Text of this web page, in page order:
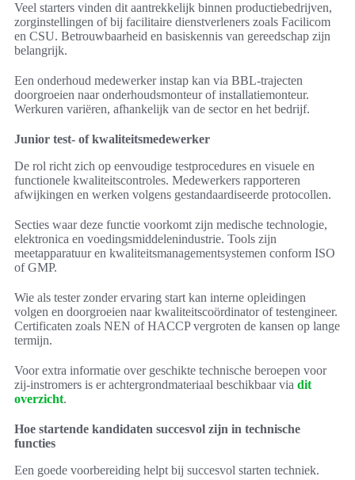
Veel starters vinden dit aantrekkelijk binnen productiebedrijven,
zorginstellingen of bij facilitaire dienstverleners zoals Facilicom
en CSU. Betrouwbaarheid en basiskennis van gereedschap zijn
belangrijk.
Een onderhoud medewerker instap kan via BBL-trajecten
doorgroeien naar onderhoudsmonteur of installatiemonteur.
Werkuren variëren, afhankelijk van de sector en het bedrijf.
Junior test- of kwaliteitsmedewerker
De rol richt zich op eenvoudige testprocedures en visuele en
functionele kwaliteitscontroles. Medewerkers rapporteren
afwijkingen en werken volgens gestandaardiseerde protocollen.
Secties waar deze functie voorkomt zijn medische technologie,
elektronica en voedingsmiddelenindustrie. Tools zijn
meetapparatuur en kwaliteitsmanagementsystemen conform ISO
of GMP.
Wie als tester zonder ervaring start kan interne opleidingen
volgen en doorgroeien naar kwaliteitscoördinator of testengineer.
Certificaten zoals NEN of HACCP vergroten de kansen op lange
termijn.
Voor extra informatie over geschikte technische beroepen voor
zij-instromers is er achtergrondmateriaal beschikbaar via dit
overzicht.
Hoe startende kandidaten succesvol zijn in technische
functies
Een goede voorbereiding helpt bij succesvol starten techniek.